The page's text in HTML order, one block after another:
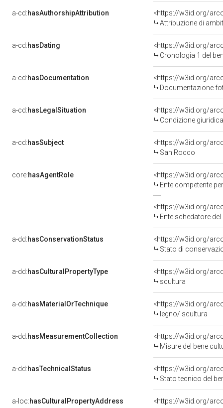
a-cd:hasAuthorshipAttribution
<https://w3id.org/
Attribuzione di
a-cd:hasDating
<https://w3id.org/
Cronologia 1 del
a-cd:hasDocumentation
Documentazione
a-cd:hasLegalSituation
Condizione
a-cd:hasSubject
<https://w3id.org/
San Rocco
core:hasAgentRole
<https://w3id.org/
Ente competente per tutela
<https://w3id.org/
Ente schedatore del
a-dd:hasConservationStatus
<https://w3id.org/
Stato di
a-dd:hasCulturalPropertyType
<https://w3id.org/
scultura
a-dd:hasMaterialOrTechnique
<https://w3id.org/
legno/ scultura
a-dd:hasMeasurementCollection
<https://w3id.org/
Misure del bene
a-dd:hasTechnicalStatus
<https://w3id.org/
Stato tecnico del
a-loc:hasCulturalPropertyAddress
<https://w3id.org/